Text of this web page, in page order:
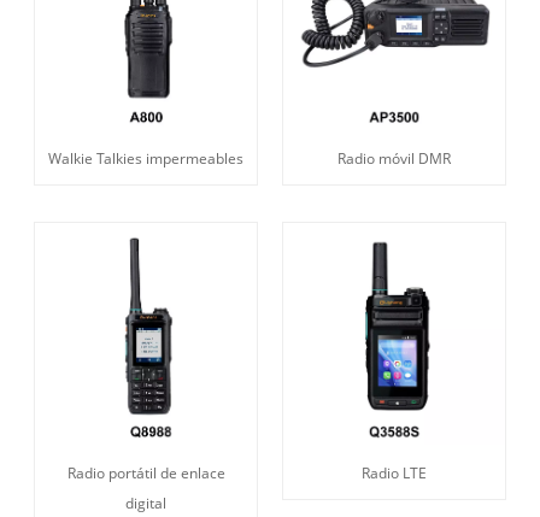
Walkie Talkies impermeables Radio móvil DMR
Radio portátil de enlace
digital
Radio LTE